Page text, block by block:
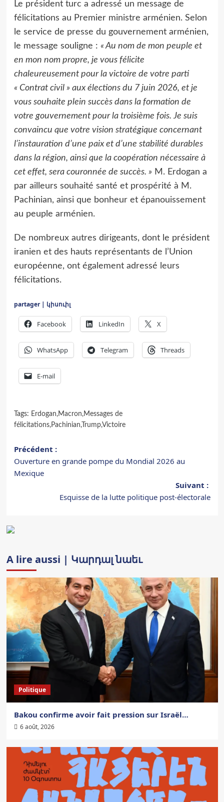
Le président turc a adressé un message de
félicitations au Premier ministre arménien. Selon
le service de presse du gouvernement arménien,
le message souligne : « Au nom de mon peuple et
en mon nom propre, je vous félicite
chaleureusement pour la victoire de votre parti
« Contrat civil » aux élections du 7 juin 2026, et je
vous souhaite plein succès dans la formation de
votre gouvernement pour la troisième fois. Je suis
convaincu que votre vision stratégique concernant
l’instauration d’une paix et d’une stabilité durables
dans la région, ainsi que la coopération nécessaire à
cet effet, sera couronnée de succès. » M. Erdogan a
par ailleurs souhaité santé et prospérité à M.
Pachinian, ainsi que bonheur et épanouissement
au peuple arménien.
De nombreux autres dirigeants, dont le président
iranien et des hauts représentants de l’Union
européenne, ont également adressé leurs
félicitations.
partager | կիսուիլ
Facebook LinkedIn X
WhatsApp Telegram Threads
E-mail
Tags: Erdogan,Macron,Messages de
félicitations,Pachinian,Trump,Victoire
Navigation
d’article
Précédent :
Ouverture en grande pompe du Mondial 2026 au
Mexique
Suivant :
Esquisse de la lutte politique post-électorale
A lire aussi | Կարդալ նաեւ
Politique
Bakou confirme avoir fait pression sur Israël…
6 août, 2026